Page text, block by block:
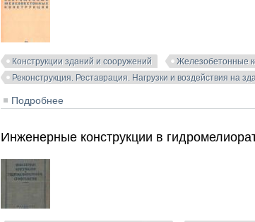
Конструкции зданий и сооружений
Железобетонные
Реконструкция. Реставрация. Нагрузки и воздействия на
Подробнее
Инженерные конструкции в